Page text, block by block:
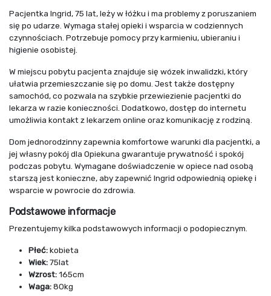
Pacjentka Ingrid, 75 lat, leży w łóżku i ma problemy z poruszaniem
się po udarze. Wymaga stałej opieki i wsparcia w codziennych
czynnościach. Potrzebuje pomocy przy karmieniu, ubieraniu i
higienie osobistej.
W miejscu pobytu pacjenta znajduje się wózek inwalidzki, który
ułatwia przemieszczanie się po domu. Jest także dostępny
samochód, co pozwala na szybkie przewiezienie pacjentki do
lekarza w razie konieczności. Dodatkowo, dostęp do internetu
umożliwia kontakt z lekarzem online oraz komunikację z rodziną.
Dom jednorodzinny zapewnia komfortowe warunki dla pacjentki, a
jej własny pokój dla Opiekuna gwarantuje prywatność i spokój
podczas pobytu. Wymagane doświadczenie w opiece nad osobą
starszą jest konieczne, aby zapewnić Ingrid odpowiednią opiekę i
wsparcie w powrocie do zdrowia.
Podstawowe informacje
Prezentujemy kilka podstawowych informacji o podopiecznym.
Płeć:kobieta
Wiek:75lat
Wzrost:165cm
Waga:80kg